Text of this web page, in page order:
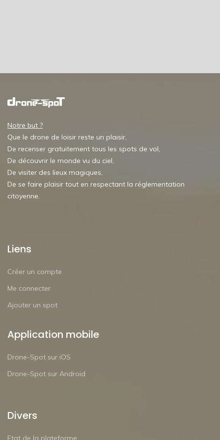
Notre but ?
Que le drone de loisir reste un plaisir,
De recenser gratuitement tous les spots de vol,
De découvrir le monde vu du ciel,
De visiter des lieux magiques,
De se faire plaisir tout en respectant la réglementation
citoyenne.
Liens
Créer un compte
Me connecter
Ajouter un spot
Application mobile
Drone-Spot sur iOS
Drone-Spot sur Android
Divers
Etat de la plateforme